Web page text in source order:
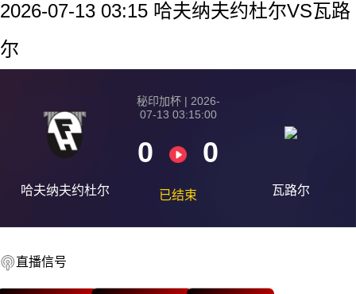
2026-07-13 03:15 哈夫纳夫约杜尔VS瓦路
尔
哈夫纳夫约杜尔
秘印加杯 | 2026-
07-13 03:15:00
0 0
已结束 瓦路尔
直播信号
2026-08-18 【秘印加杯】 哈夫纳夫约杜尔VS瓦路尔